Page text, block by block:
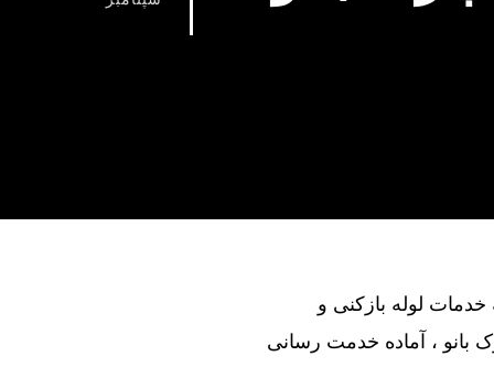
در ارائه خدمات لوله بازکنی و
بانو ، آماده خدمت رسانی